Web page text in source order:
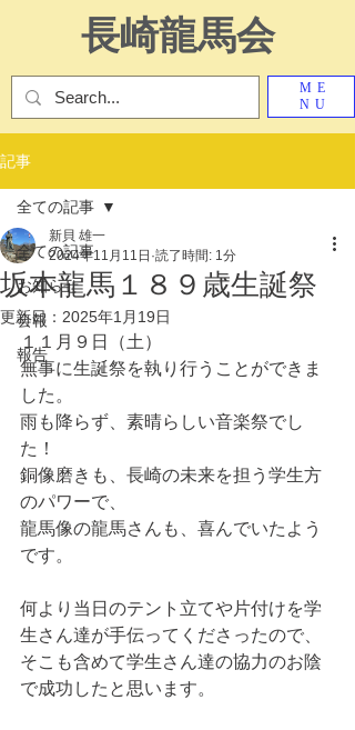
ME
NU
長崎龍馬会
記事
全ての記事
お知らせ
会報
報告
全ての記事
坂本龍馬１８９歳生誕祭
新貝 雄一
2024年11月11日 読了時間: 1分
更新日： 2025年1月19日
１１月９日（土）
無事に生誕祭を執り行うことができま
した。
雨も降らず、素晴らしい音楽祭でし
た！
銅像磨きも、長崎の未来を担う学生方
のパワーで、
龍馬像の龍馬さんも、喜んでいたよう
です。
何より当日のテント立てや片付けを学
生さん達が手伝ってくださったので、
そこも含めて学生さん達の協力のお陰
で成功したと思います。